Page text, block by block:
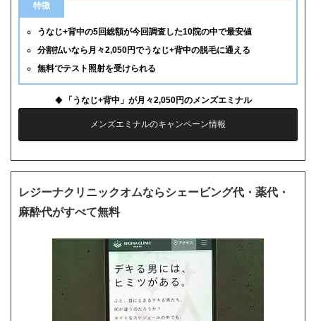
特徴
うなじ+背中の5回総額が今回調査した10院の中で最安値
分割払いなら月々2,050円でうなじ+背中の脱毛に通える
無料でテスト照射を受けられる
「うなじ+背中」が月々2,050円のメンズエミナル
メンズエミナルのキャンペーン情報
レジーナクリニックオムならシェービング代・薬代・
麻酔代がすべて無料